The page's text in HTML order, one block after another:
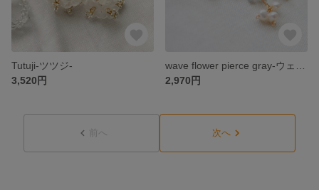
Tutuji-ツツジ-
3,520円
2,970円
前へ 次へ